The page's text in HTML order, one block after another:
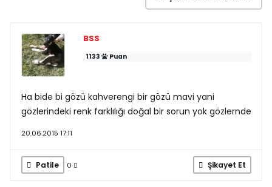
BSS
1133 Puan
Ha bide bi gözü kahverengi bir gözü mavi yani
gözlerindeki renk farklılığı doğal bir sorun yok gözlernde
20.06.2015 17:11
Patile 0 Şikayet Et